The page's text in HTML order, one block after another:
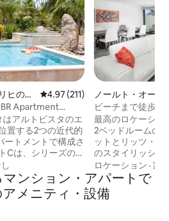
ヒのマ
レビュー211件、5つ星中4.97つ
4.97 (211)
Apartment
アルトビスタのエ
置する2つの近代的
ートメントで構成さ
Cは、シリーズの最
しい、アパートが
り多くの人を追加
ために適していま
は、すべてのモダ
ノールト・オーヴ
ション・アパート
ビーチまで徒歩5
ム！テニス、プー
最高のロケーショ
2ベッドルームの
ットとリッツ・カ
のスタイリッシュ
モダンなラグジ
さい。Opalは、
ニティ、オーシャ
適さを提供します。 ✓ 絶好のロケー
ロケーション ·家
ンション・アパートで
アメニティ・設備